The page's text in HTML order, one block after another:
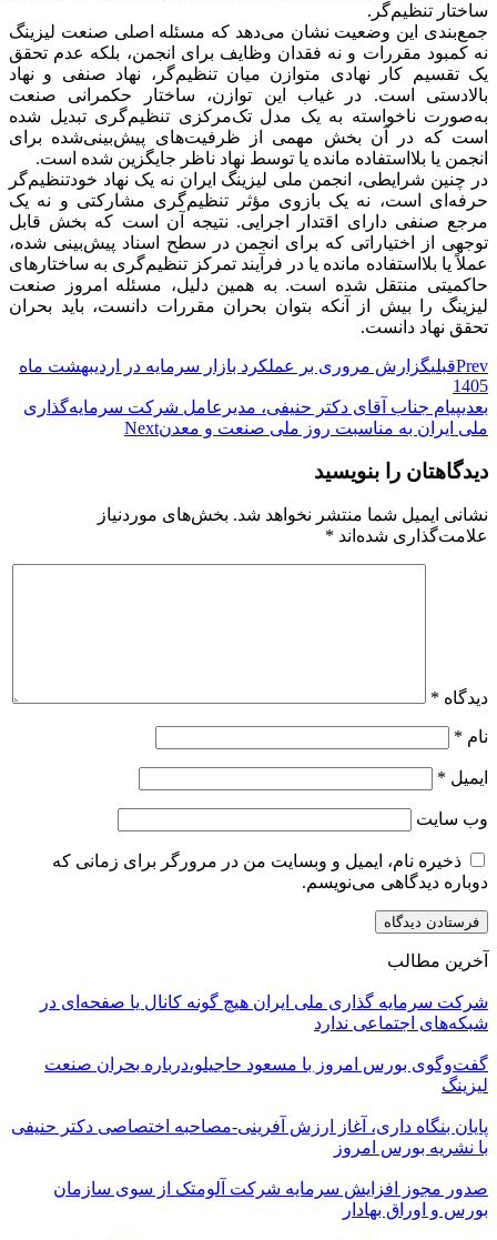
ساختار تنظیم‌گر.
جمع‌بندی این وضعیت نشان می‌دهد که مسئله اصلی صنعت لیزینگ
نه کمبود مقررات و نه فقدان وظایف برای انجمن، بلکه عدم تحقق
یک تقسیم کار نهادی متوازن میان تنظیم‌گر، نهاد صنفی و نهاد
بالادستی است. در غیاب این توازن، ساختار حکمرانی صنعت
به‌صورت ناخواسته به یک مدل تک‌مرکزی تنظیم‌گری تبدیل شده
است که در آن بخش مهمی از ظرفیت‌های پیش‌بینی‌شده برای
انجمن یا بلااستفاده مانده یا توسط نهاد ناظر جایگزین شده است.
در چنین شرایطی، انجمن ملی لیزینگ ایران نه یک نهاد خودتنظیم‌گر
حرفه‌ای است، نه یک بازوی مؤثر تنظیم‌گری مشارکتی و نه یک
مرجع صنفی دارای اقتدار اجرایی. نتیجه آن است که بخش قابل
توجهی از اختیاراتی که برای انجمن در سطح اسناد پیش‌بینی شده،
عملاً یا بلااستفاده مانده یا در فرآیند تمرکز تنظیم‌گری به ساختارهای
حاکمیتی منتقل شده است. به همین دلیل، مسئله امروز صنعت
لیزینگ را بیش از آنکه بتوان بحران مقررات دانست، باید بحران
تحقق نهاد دانست.
Prevقبلیگزارش مروری بر عملکرد بازار سرمایه در اردیبهشت ماه
1405
بعدیپیام جناب آقای دکتر حنیفی، مدیرعامل شرکت سرمایه‌گذاری
ملی ایران به مناسبت روز ملی صنعت و معدنNext
دیدگاهتان را بنویسید
نشانی ایمیل شما منتشر نخواهد شد. بخش‌های موردنیاز
علامت‌گذاری شده‌اند *
دیدگاه *
نام *
ایمیل *
وب‌ سایت
ذخیره نام، ایمیل و وبسایت من در مرورگر برای زمانی که
دوباره دیدگاهی می‌نویسم.
آخرین مطالب
شرکت سرمایه گذاری ملی ایران هیچ گونه کانال یا صفحه‌ای در
شبکه‌های اجتماعی ندارد
گفت‌وگوی بورس امروز با مسعود حاجیلو،درباره بحران صنعت
لیزینگ
پایان بنگاه داری، آغاز ارزش آفرینی-مصاحبه اختصاصی دکتر حنیفی
با نشریه بورس امروز
صدور مجوز افزایش سرمایه شرکت آلومتک از سوی سازمان
بورس و اوراق بهادار